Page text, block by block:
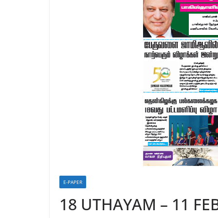
E-PAPER
18 UTHAYAM – 11